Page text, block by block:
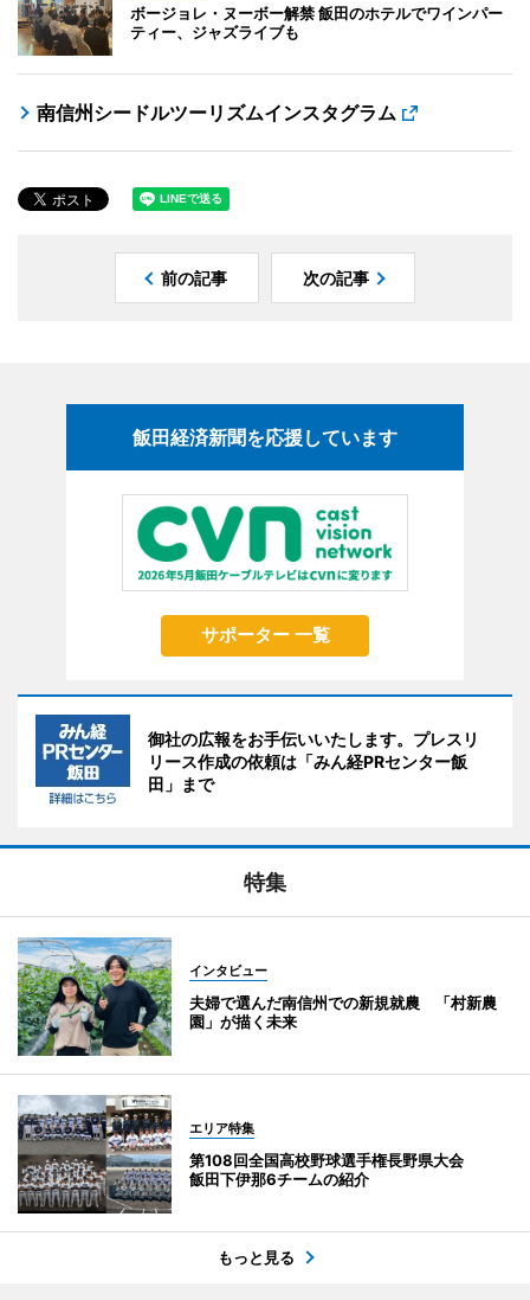
ボージョレ・ヌーボー解禁 飯田のホテルでワインパー
ティー、ジャズライブも
南信州シードルツーリズムインスタグラム
前の記事 次の記事
飯田経済新聞を応援しています
サポーター 一覧
御社の広報をお手伝いいたします。プレスリ
リース作成の依頼は「みん経PRセンター飯
田」まで
特集
インタビュー
夫婦で選んだ南信州での新規就農 「村新農
園」が描く未来
エリア特集
第108回全国高校野球選手権長野県大会
飯田下伊那6チームの紹介
もっと見る